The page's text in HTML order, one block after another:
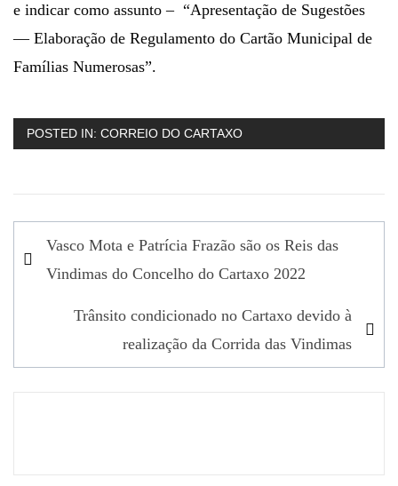
e indicar como assunto – “Apresentação de Sugestões
— Elaboração de Regulamento do Cartão Municipal de
Famílias Numerosas”.
POSTED IN: CORREIO DO CARTAXO
Navegação
de
Vasco Mota e Patrícia Frazão são os Reis das
Vindimas do Concelho do Cartaxo 2022
Trânsito condicionado no Cartaxo devido à
realização da Corrida das Vindimas